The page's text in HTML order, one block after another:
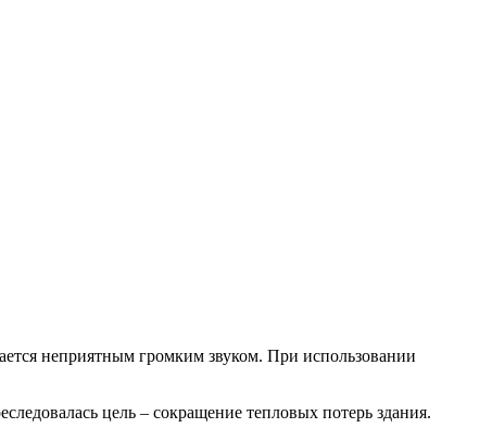
неприятным громким звуком. При использовании
цель – сокращение тепловых потерь здания.